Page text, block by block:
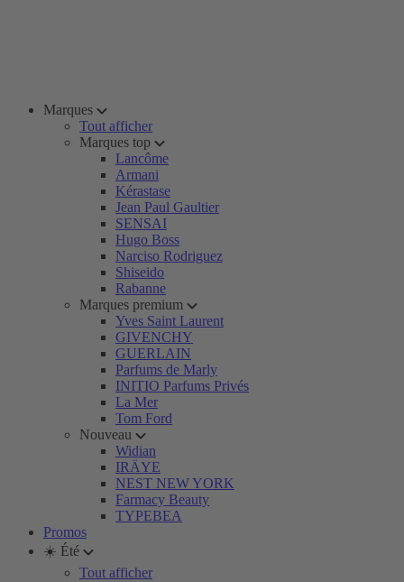
Marques
Tout afficher
Marques top
Lancôme
Armani
Kérastase
Jean Paul Gaultier
SENSAI
Hugo Boss
Narciso Rodriguez
Shiseido
Rabanne
Marques premium
Yves Saint Laurent
GIVENCHY
GUERLAIN
Parfums de Marly
INITIO Parfums Privés
La Mer
Tom Ford
Nouveau
Widian
IRÄYE
NEST NEW YORK
Farmacy Beauty
TYPEBEA
Promos
☀️ Été
Tout afficher